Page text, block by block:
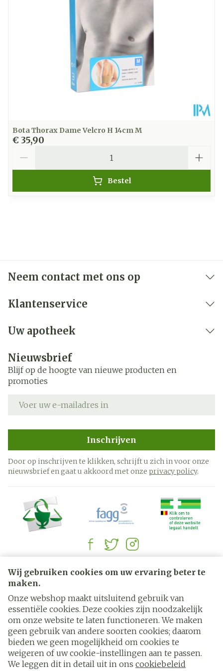
Wij gebruiken cookies om uw ervaring beter te
maken.
Onze webshop maakt uitsluitend gebruik van
essentiële cookies. Deze cookies zijn noodzakelijk
om onze website te laten functioneren. We maken
geen gebruik van andere soorten cookies; daarom
bieden we geen mogelijkheid om cookies te
weigeren of uw cookie-instellingen aan te passen.
We leggen dit in detail uit in ons cookiebeleid
Kamertemperatuur (15°C -
25°C)
Bota Thorax Dame Velcro H 14cm M
€ 35,90
Bestel
Neem contact met ons op
Klantenservice
Uw apotheek
Nieuwsbrief
Blijf op de hoogte van nieuwe producten en
promoties
Inschrijven
Door op inschrijven te klikken, schrijft u zich in voor onze
nieuwsbrief en gaat u akkoord met onze privacy policy.
Juridische links